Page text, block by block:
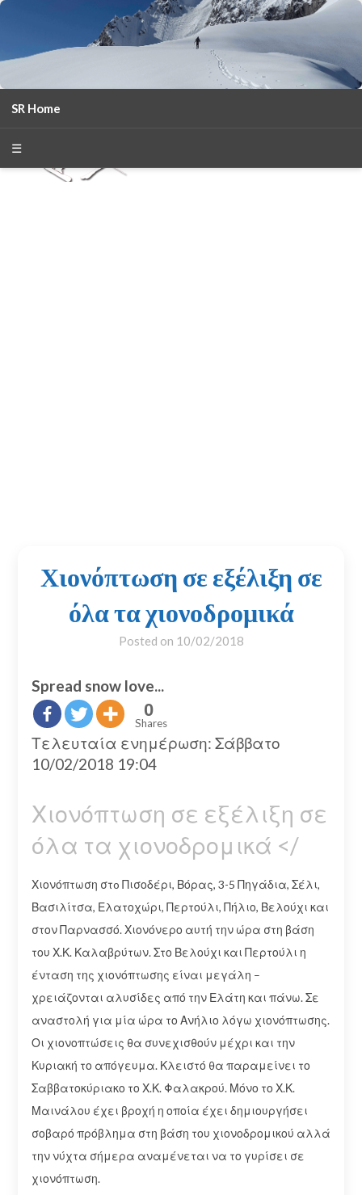
SR Home
☰
Χιονόπτωση σε εξέλιξη σε
όλα τα χιονοδρομικά
Posted on 10/02/2018
Spread snow love...
0
Shares
Τελευταία ενημέρωση: Σάββατο
10/02/2018 19:04
Χιονόπτωση σε εξέλιξη σε
όλα τα χιονοδρομικά </
Χιονόπτωση στo Πισοδέρι, Βόρας, 3-5 Πηγάδια, Σέλι,
Βασιλίτσα, Ελατοχώρι, Περτούλι, Πήλιο, Βελούχι και
στον Παρνασσό. Χιονόνερο αυτή την ώρα στη βάση
του Χ.Κ. Καλαβρύτων. Στο Βελούχι και Περτούλι η
ένταση της χιονόπτωσης είναι μεγάλη –
χρειάζονται αλυσίδες από την Ελάτη και πάνω. Σε
αναστολή για μία ώρα το Ανήλιο λόγω χιονόπτωσης.
Οι χιονοπτώσεις θα συνεχισθούν μέχρι και την
Κυριακή το απόγευμα. Κλειστό θα παραμείνει το
Σαββατοκύριακο το Χ.Κ. Φαλακρού. Μόνο το Χ.Κ.
Μαινάλου έχει βροχή η οποία έχει δημιουργήσει
σοβαρό πρόβλημα στη βάση του χιονοδρομικού αλλά
την νύχτα σήμερα αναμένεται να το γυρίσει σε
χιονόπτωση.